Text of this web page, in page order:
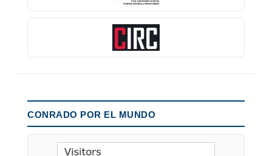
CONRADO POR EL MUNDO